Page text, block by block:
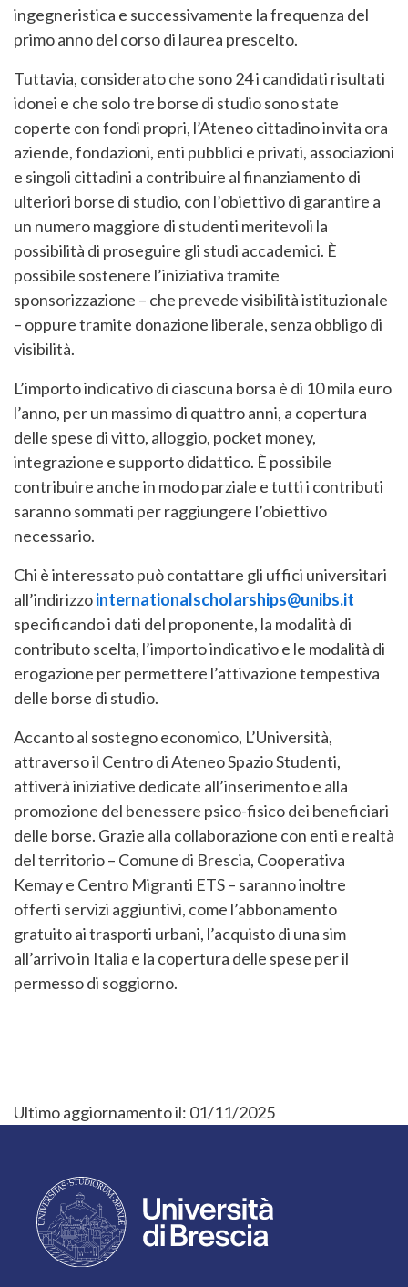
ingegneristica e successivamente la frequenza del
primo anno del corso di laurea prescelto.
Tuttavia, considerato che sono 24 i candidati risultati
idonei e che solo tre borse di studio sono state
coperte con fondi propri, l’Ateneo cittadino invita ora
aziende, fondazioni, enti pubblici e privati, associazioni
e singoli cittadini a contribuire al finanziamento di
ulteriori borse di studio, con l’obiettivo di garantire a
un numero maggiore di studenti meritevoli la
possibilità di proseguire gli studi accademici. È
possibile sostenere l’iniziativa tramite
sponsorizzazione – che prevede visibilità istituzionale
– oppure tramite donazione liberale, senza obbligo di
visibilità.
L’importo indicativo di ciascuna borsa è di 10 mila euro
l’anno, per un massimo di quattro anni, a copertura
delle spese di vitto, alloggio, pocket money,
integrazione e supporto didattico. È possibile
contribuire anche in modo parziale e tutti i contributi
saranno sommati per raggiungere l’obiettivo
necessario.
Chi è interessato può contattare gli uffici universitari
all’indirizzointernationalscholarships@unibs.it
specificando i dati del proponente, la modalità di
contributo scelta, l’importo indicativo e le modalità di
erogazione per permettere l’attivazione tempestiva
delle borse di studio.
Accanto al sostegno economico, L’Università,
attraverso il Centro di Ateneo Spazio Studenti,
attiverà iniziative dedicate all’inserimento e alla
promozione del benessere psico-fisico dei beneficiari
delle borse. Grazie alla collaborazione con enti e realtà
del territorio – Comune di Brescia, Cooperativa
Kemay e Centro Migranti ETS – saranno inoltre
offerti servizi aggiuntivi, come l’abbonamento
gratuito ai trasporti urbani, l’acquisto di una sim
all’arrivo in Italia e la copertura delle spese per il
permesso di soggiorno.
Ultimo aggiornamento il: 01/11/2025